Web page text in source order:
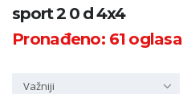
Županija
sport 2 0 d 4x4
Pronađeno: 61oglasa
Važniji